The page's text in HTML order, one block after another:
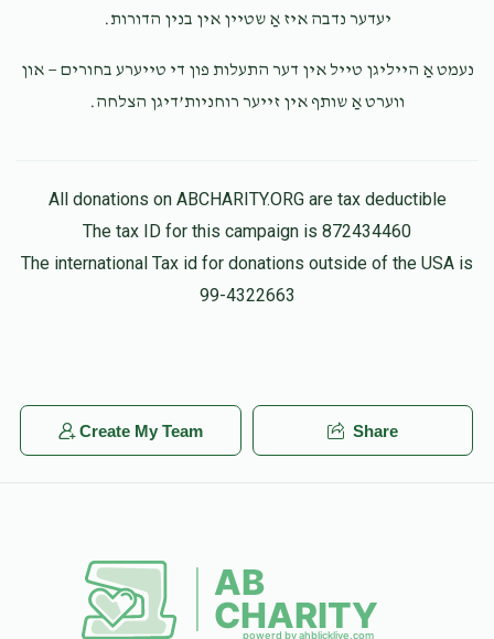
Chaim Meir Twerski ישראל פייג
production
יעדער נדבה איז אַ שטיין אין בנין הדורות.
נעמט אַ הייליגן טייל אין דער התעלות פון די טייערע בחורים — און
ווערט אַ שותף אין זייער רוחניות’דיגן הצלחה.
All donations on ABCHARITY.ORG are tax deductible
The tax ID for this campaign is 872434460
The international Tax id for donations outside of the USA is
99-4322663
Create My Team Share